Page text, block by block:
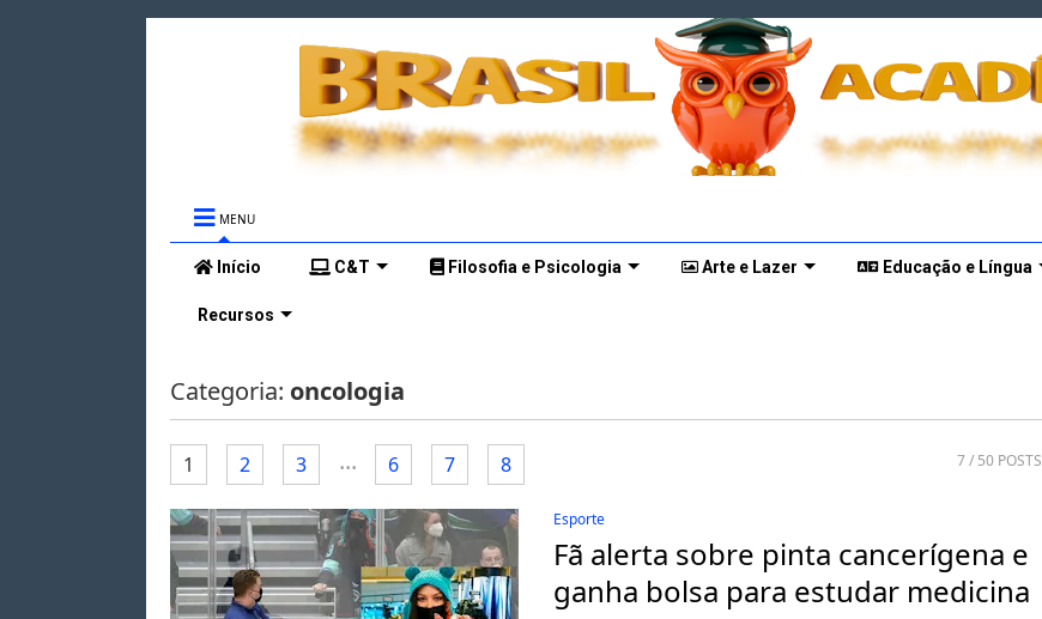
MENU
Início C&T Filosofia e Psicologia Arte e Lazer Educação e Língua
Recursos
Categoria: oncologia
1 2 3 ... 6 7 8 7/ 50 POSTS
Esporte
Fã alerta sobre pinta cancerígena e
ganha bolsa para estudar medicina